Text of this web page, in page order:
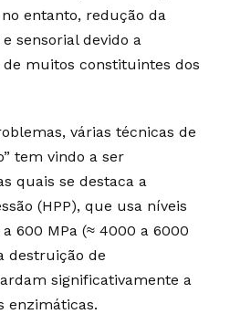
entanto, redução da
sensorial devido a
muitos constituintes dos
várias técnicas de
tem vindo a ser
quais se destaca a
(HPP), que usa níveis
600 MPa (≈ 4000 a 6000
destruição de
significativamente a
enzimáticas.